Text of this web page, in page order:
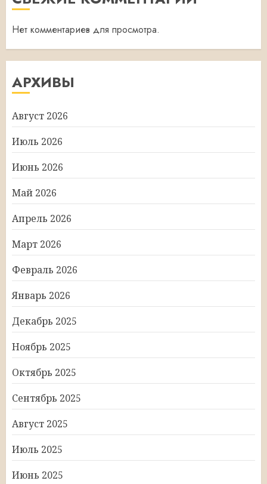
Нет комментариев для просмотра.
АРХИВЫ
Август 2026
Июль 2026
Июнь 2026
Май 2026
Апрель 2026
Март 2026
Февраль 2026
Январь 2026
Декабрь 2025
Ноябрь 2025
Октябрь 2025
Сентябрь 2025
Август 2025
Июль 2025
Июнь 2025